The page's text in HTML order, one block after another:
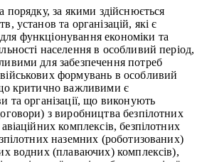
порядку, за якими здійснюється
установ та організацій, які є
функціонування економіки та
населення в особливий період,
для забезпечення потреб
формувань в особливий
критично важливими є
та організації, що виконують
з виробництва безпілотних
комплексів, безпілотних
наземних (роботизованих)
водних (плаваючих) комплексів),